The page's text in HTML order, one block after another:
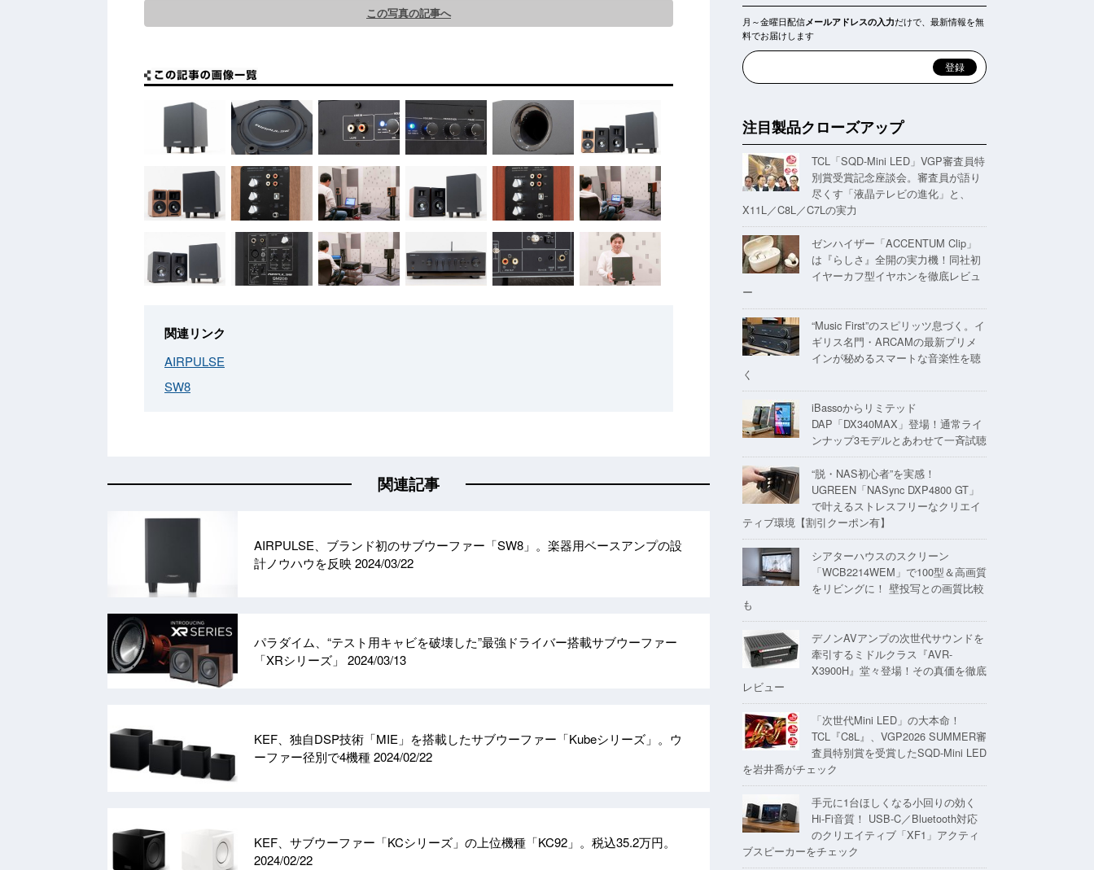
この写真の記事へ
関連リンク
AIRPULSE
SW8
関連記事
AIRPULSE、ブランド初のサブウーファー「SW8」。楽器用ベースアンプの設
計ノウハウを反映2024/03/22
パラダイム、“テスト用キャビを破壊した”最強ドライバー搭載サブウーファー
「XRシリーズ」 2024/03/13
KEF、独自DSP技術「MIE」を搭載したサブウーファー「Kubeシリーズ」。ウ
ーファー径別で4機種2024/02/22
KEF、サブウーファー「KCシリーズ」の上位機種「KC92」。税込35.2万円。
2024/02/22
月～金曜日配信メールアドレスの入力だけで、最新情報を無
料でお届けします
注目製品クローズアップ
TCL「SQD-Mini LED」VGP審査員特
別賞受賞記念座談会。審査員が語り
尽くす「液晶テレビの進化」と、
X11L／C8L／C7Lの実力
ゼンハイザー「ACCENTUM Clip」
は『らしさ』全開の実力機！同社初
イヤーカフ型イヤホンを徹底レビュ
ー
“Music First”のスピリッツ息づく。イ
ギリス名門・ARCAMの最新プリメ
インが秘めるスマートな音楽性を聴
く
iBassoからリミテッド
DAP「DX340MAX」登場！通常ライ
ンナップ3モデルとあわせて一斉試聴
“脱・NAS初心者”を実感！
UGREEN「NASync DXP4800 GT」
で叶えるストレスフリーなクリエイ
ティブ環境【割引クーポン有】
シアターハウスのスクリーン
「WCB2214WEM」で100型＆高画質
をリビングに！ 壁投写との画質比較
も
デノンAVアンプの次世代サウンドを
牽引するミドルクラス『AVR-
X3900H』堂々登場！その真価を徹底
レビュー
「次世代Mini LED」の大本命！
TCL『C8L』、VGP2026 SUMMER審
査員特別賞を受賞したSQD-Mini LED
を岩井喬がチェック
手元に1台ほしくなる小回りの効く
Hi-Fi音質！ USB-C／Bluetooth対応
のクリエイティブ「XF1」アクティ
ブスピーカーをチェック